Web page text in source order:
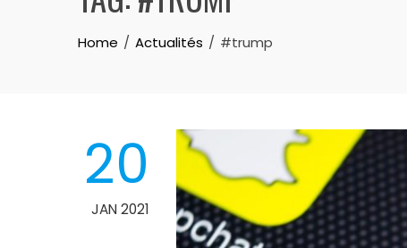
Home Actualités #trump
20
JAN 2021